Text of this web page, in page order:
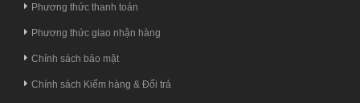
Phương thức thanh toán
Phương thức giao nhận hàng
Chính sách bảo mật
Chính sách Kiểm hàng & Đổi trả